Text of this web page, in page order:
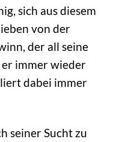
sich aus diesem
von der
der all seine
immer wieder
dabei immer
seiner Sucht zu